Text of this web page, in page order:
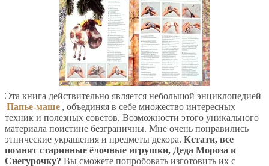
Эта книга действительно является небольшой энциклопедией
Папье-маше , объединяя в себе множество интересных
техник и полезных советов. Возможности этого уникального
материала поистине безграничны. Мне очень понравились
этнические украшения и предметы декора. Кстати, все
помнят старинные ёлочные игрушки, Деда Мороза и
Снегурочку? Вы сможете попробовать изготовить их с